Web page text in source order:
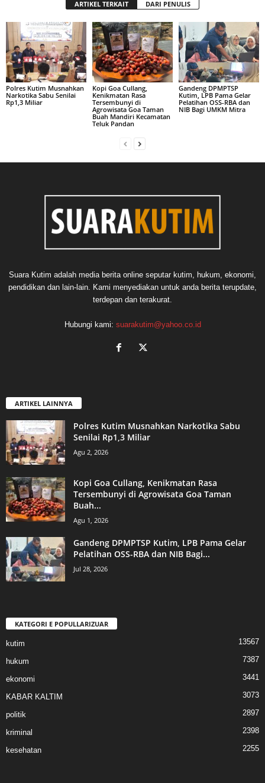
ARTIKEL TERKAIT DARI PENULIS
Polres Kutim Musnahkan
Narkotika Sabu Senilai
Rp1,3 Miliar
Kopi Goa Cullang,
Kenikmatan Rasa
Tersembunyi di
Agrowisata Goa Taman
Buah Mandiri Kecamatan
Teluk Pandan
Gandeng DPMPTSP
Kutim, LPB Pama Gelar
Pelatihan OSS-RBA dan
NIB Bagi UMKM Mitra
Suara Kutim adalah media berita online seputar kutim, hukum, ekonomi,
pendidikan dan lain-lain. Kami menyediakan untuk anda berita terupdate,
terdepan dan terakurat.
Hubungi kami: suarakutim@yahoo.co.id
ARTIKEL LAINNYA
Polres Kutim Musnahkan Narkotika Sabu
Senilai Rp1,3 Miliar
Agu 2, 2026
Kopi Goa Cullang, Kenikmatan Rasa
Tersembunyi di Agrowisata Goa Taman
Buah...
Agu 1, 2026
Gandeng DPMPTSP Kutim, LPB Pama Gelar
Pelatihan OSS-RBA dan NIB Bagi...
Jul 28, 2026
KATEGORI E POPULLARIZUAR
kutim 13567
hukum 7387
ekonomi 3441
KABAR KALTIM 3073
politik 2897
kriminal 2398
kesehatan 2255